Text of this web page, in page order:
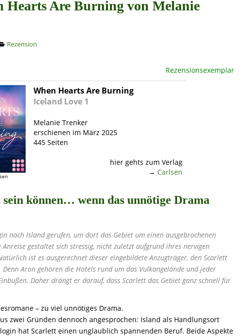
Hearts Are Burning von Melanie
Rezension
Rezensionsexemplar
When Hearts Are Burning
Iceland Love 1
Melanie Trenker
erschienen im März 2025
445 Seiten
hier gehts zum Verlag
→ Carlsen
sein können… wenn das unnötige Drama
nach Island gerufen, um dort das Gebiet um einen ausgebrochenen
gestaltet sich stressig, nicht zuletzt aufgrund ihres nervigen
ist es ausgerechnet dieser eingebildete Anzugträger, den Scarlett
Aron gehören die Hotels rund um das Vulkangelände und jeder
Daher drängt er darauf, dass Scarlett das Gebiet ganz schnell für
– zu viel unnötiges Drama.
zwei Gründen dennoch angesprochen: Island als Handlungsort
hat Scarlett einen unglaublich spannenden Beruf. Beide Aspekte